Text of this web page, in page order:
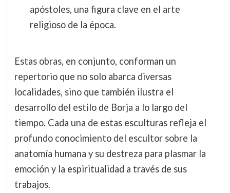
apóstoles, una figura clave en el arte
religioso de la época.
Estas obras, en conjunto, conforman un
repertorio que no solo abarca diversas
localidades, sino que también ilustra el
desarrollo del estilo de Borja a lo largo del
tiempo. Cada una de estas esculturas refleja el
profundo conocimiento del escultor sobre la
anatomía humana y su destreza para plasmar la
emoción y la espiritualidad a través de sus
trabajos.